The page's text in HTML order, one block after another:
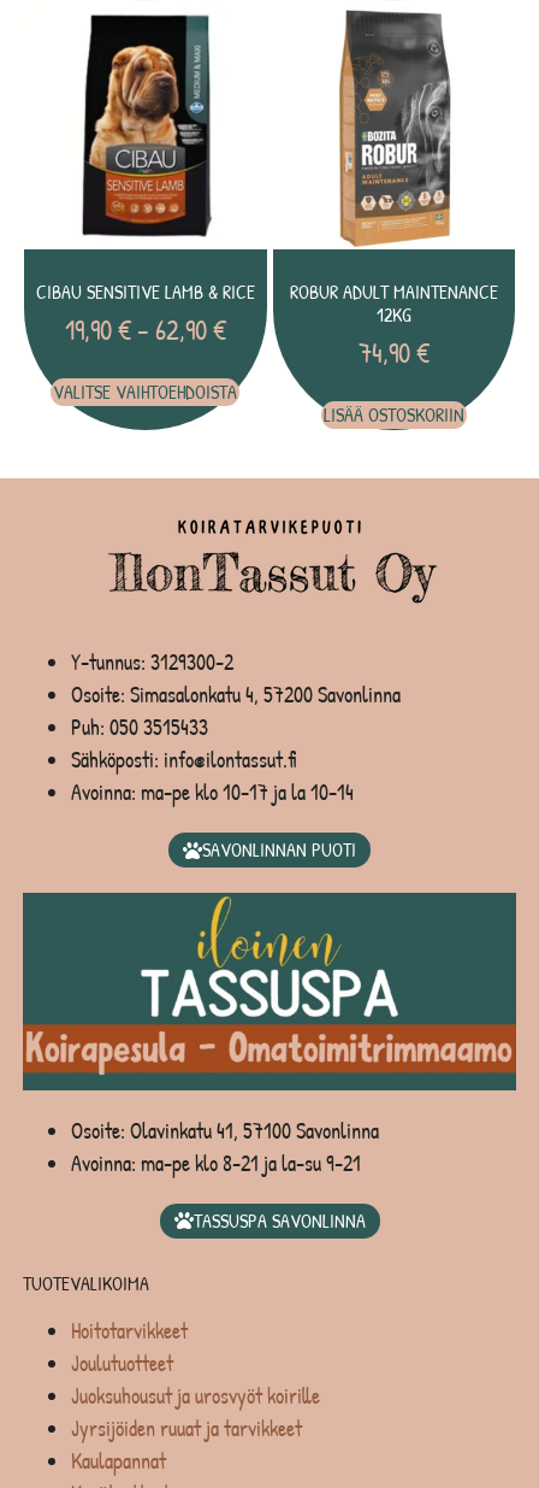
CIBAU SENSITIVE LAMB & RICE
19,90€ –62,90€
VALITSE VAIHTOEHDOISTA
ROBUR ADULT MAINTENANCE
12KG
74,90€
LISÄÄ OSTOSKORIIN
Y-tunnus: 3129300-2
Osoite: Simasalonkatu 4, 57200 Savonlinna
Puh: 050 3515433
Sähköposti: info@ilontassut.fi
Avoinna: ma-pe klo 10-17 ja la 10-14
SAVONLINNAN PUOTI
Osoite: Olavinkatu 41, 57100 Savonlinna
Avoinna: ma-pe klo 8-21 ja la-su 9-21
TASSUSPA SAVONLINNA
TUOTEVALIKOIMA
Hoitotarvikkeet
Joulutuotteet
Juoksuhousut ja urosvyöt koirille
Jyrsijöiden ruuat ja tarvikkeet
Kaulapannat